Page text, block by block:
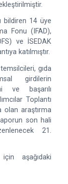
bildiren 14 üye
Fonu (IFAD),
ve İSEDAK
katılmıştır.
gıda
girdilerin
ve başarılı
Toplantı
olan araştırma
son hali
21.
aşağıdaki